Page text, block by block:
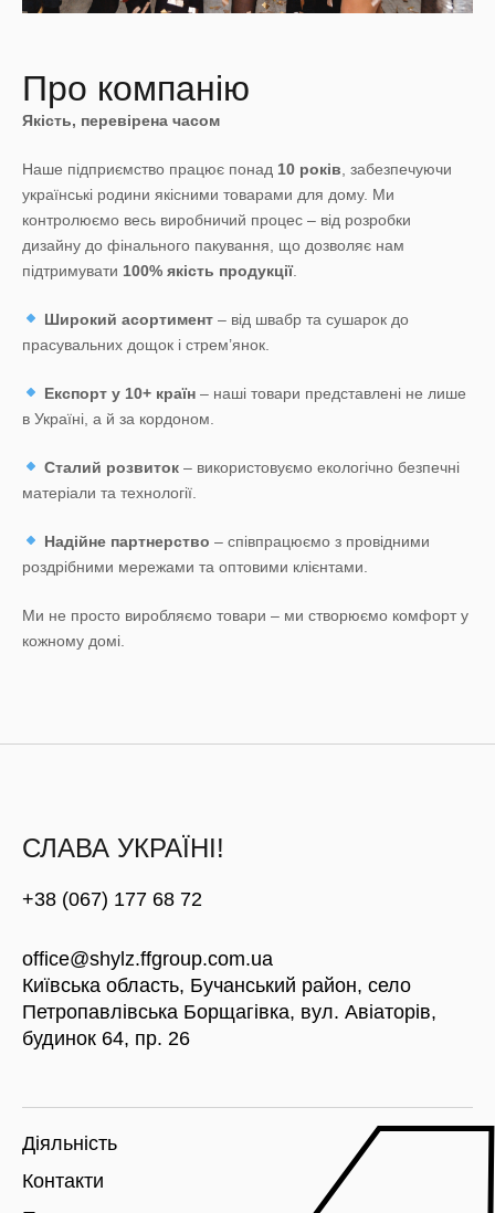
Про компанію
Якість, перевірена часом
Наше підприємство працює понад 10 років , забезпечуючи
українські родини якісними товарами для дому. Ми
контролюємо весь виробничий процес – від розробки
дизайну до фінального пакування, що дозволяє нам
підтримувати 100% якість продукції.
Широкий асортимент– від швабр та сушарок до
прасувальних дощок і стрем’янок.
Експорт у 10+ країн– наші товари представлені не лише
в Україні, а й за кордоном.
Сталий розвиток– використовуємо екологічно безпечні
матеріали та технології.
Надійне партнерство – співпрацюємо з провідними
роздрібними мережами та оптовими клієнтами.
Ми не просто виробляємо товари – ми створюємо комфорт у
кожному домі.
СЛАВА УКРАЇНІ!
+38 (067) 177 68 72
office@shylz.ffgroup.com.ua
Київська область, Бучанський район, село
Петропавлівська Борщагівка, вул. Авіаторів,
будинок 64, пр. 26
Діяльність
Контакти